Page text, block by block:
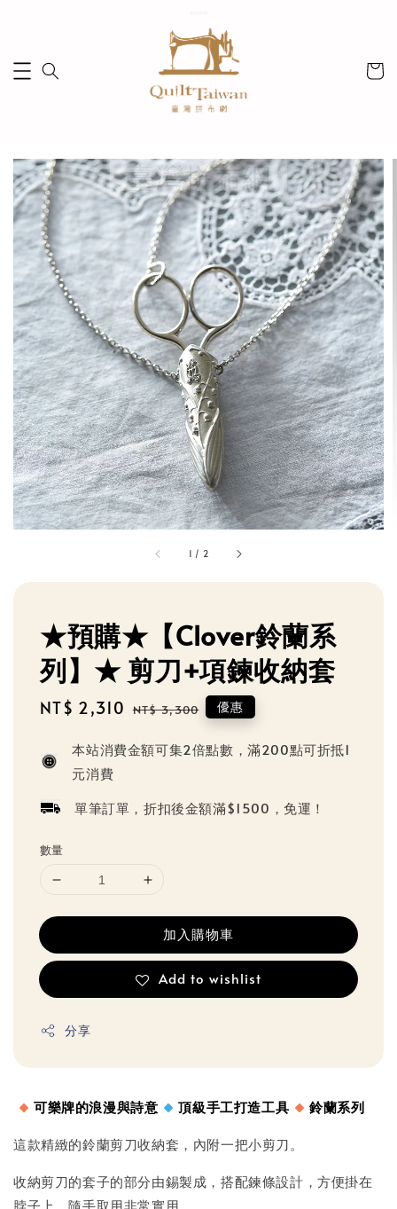
1 / 2
★預購★【Clover鈴蘭系
列】★ 剪刀+項鍊收納套
Sale
NT$ 2,310 Regular
NT$ 3,300 優惠
本站消費金額可集2倍點數，滿200點可折抵1
元消費
單筆訂單，折扣後金額滿$1500，免運！
數量
加入購物車
Add to wishlist
分享
可樂牌的浪漫與詩意 頂級手工打造工具
鈴蘭系列
這款精緻的鈴蘭剪刀收納套，內附一把小剪刀。
收納剪刀的套子的部分由錫製成，搭配鍊條設計，方便掛在